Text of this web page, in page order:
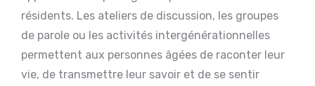
résidents. Les ateliers de discussion, les groupes
de parole ou les activités intergénérationnelles
permettent aux personnes âgées de raconter leur
vie, de transmettre leur savoir et de se sentir